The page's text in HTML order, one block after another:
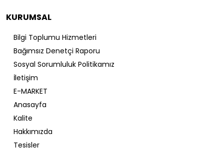
KURUMSAL
Bilgi Toplumu Hizmetleri
Bağımsız Denetçi Raporu
Sosyal Sorumluluk Politikamız
İletişim
E-MARKET
Anasayfa
Kalite
Hakkımızda
Tesisler